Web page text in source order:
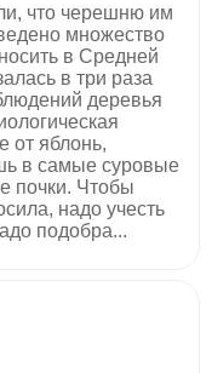
что черешню им
множество
в Средней
в три раза
деревья
от яблонь,
в самые суровые
почки. Чтобы
надо учесть
подобра...